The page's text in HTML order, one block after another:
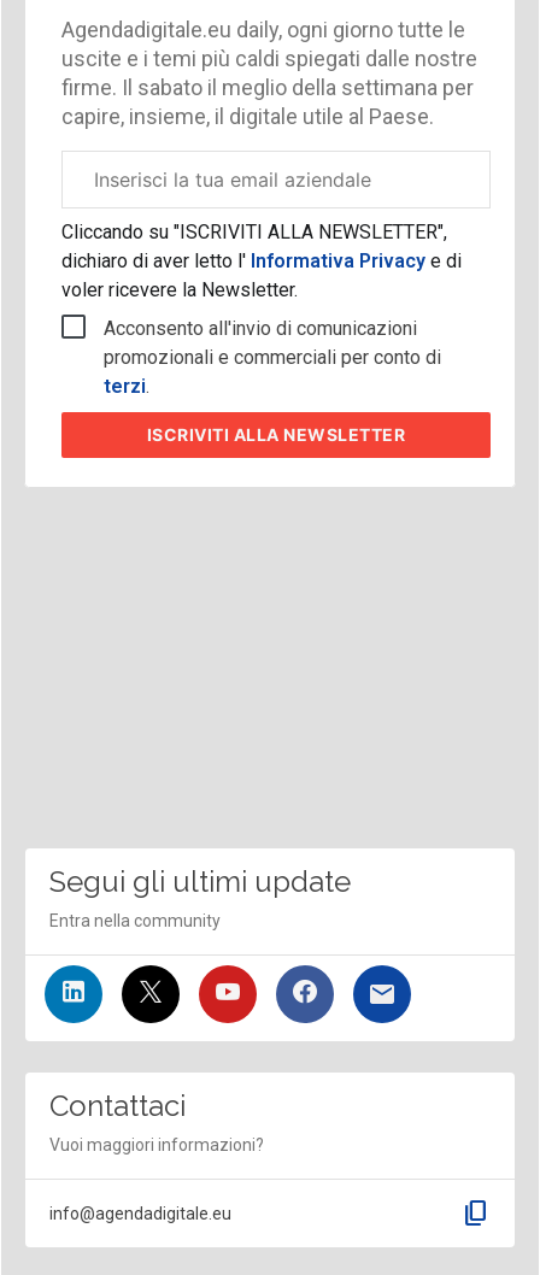
Agendadigitale.eu daily, ogni giorno tutte le
uscite e i temi più caldi spiegati dalle nostre
firme. Il sabato il meglio della settimana per
capire, insieme, il digitale utile al Paese.
aziendale
Cliccando su "ISCRIVITI ALLA NEWSLETTER",
dichiaro di aver letto l'Informativa Privacy e di
voler ricevere la Newsletter.
Acconsento all'invio di comunicazioni
promozionali e commerciali per conto di
terzi.
ISCRIVITI ALLA NEWSLETTER
Segui gli ultimi update
Entra nella community
Contattaci
Vuoi maggiori informazioni?
info@agendadigitale.eu content_copy